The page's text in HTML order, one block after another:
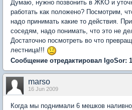
Думаю, нужно позвонить в ЖКО и
работать как положено? Посмотрим,
надо принимать какие то действия.
соседям, надо понимать, что это не
Достаточно посмотреть во что
лестница!!!
Сообщение отредактировал IgoSor:
marso
16 Jun 2009
Когда мы поднимали 6 мешков